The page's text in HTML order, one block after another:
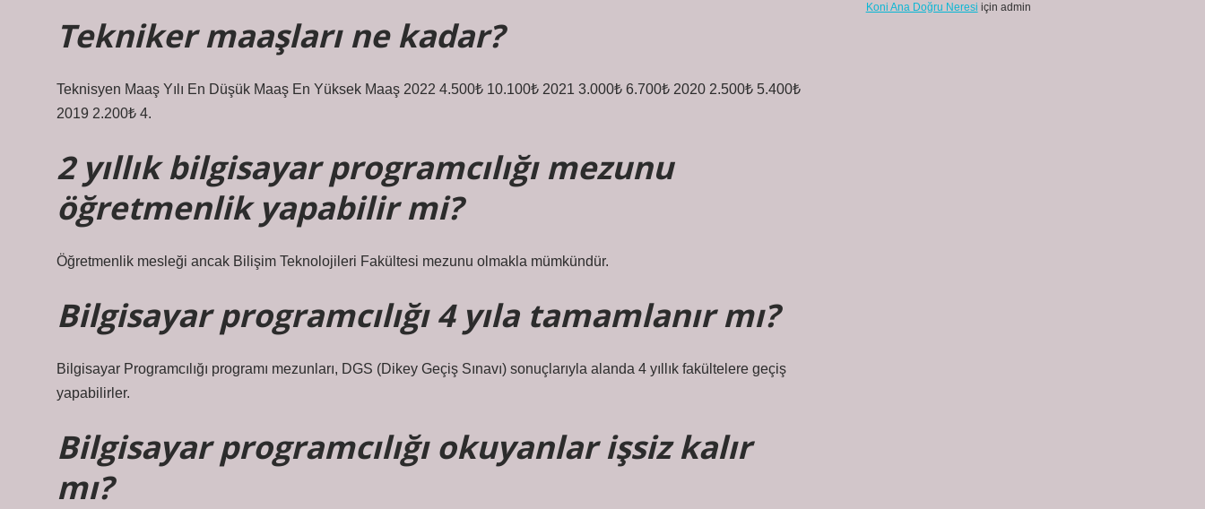
Tekniker maaşları ne kadar?
Teknisyen Maaş Yılı En Düşük Maaş En Yüksek Maaş 2022 4.500₺ 10.100₺ 2021 3.000₺ 6.700₺ 2020 2.500₺ 5.400₺
2019 2.200₺ 4.
2 yıllık bilgisayar programcılığı mezunu
öğretmenlik yapabilir mi?
Öğretmenlik mesleği ancak Bilişim Teknolojileri Fakültesi mezunu olmakla mümkündür.
Bilgisayar programcılığı 4 yıla tamamlanır mı?
Bilgisayar Programcılığı programı mezunları, DGS (Dikey Geçiş Sınavı) sonuçlarıyla alanda 4 yıllık fakültelere geçiş
yapabilirler.
Bilgisayar programcılığı okuyanlar işsiz kalır
mı?
Koni Ana Doğru Neresi için admin